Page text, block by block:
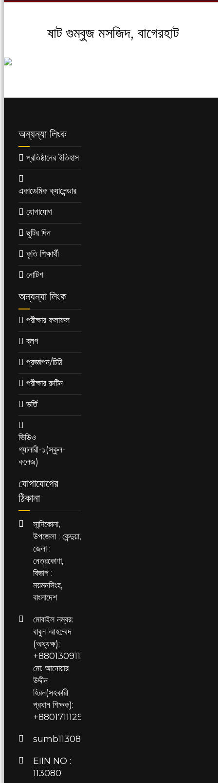
ষাট গুম্বুজ মসজিদ, বাগেরহাট
অন্যন্যা লিংক
প্রতিষ্ঠানের ইতিহাস
একাডেমিক ক্যালেন্ডার
যোগাযোগ
ছুটির দিন
কৃতি শিক্ষার্থী
নোটিশ
অন্যন্যা লিংক
পরীক্ষার ফলাফল
ব্লগ
প্রজ্ঞাপন/চিঠি
পরীক্ষার রুটিন
ভর্তি
ভিডিও
গ্যালারী-১(স্কুল-
কলেজ)
যোগাযোগের
ঠিকানা
সান্দিকোনা,
উপজেলা : কেন্দুয়া,
জেলা :
নেত্রকোণা,
বিভাগ :
ময়মনসিংহ,
বাংলাদেশ
মোবাইল নম্বর:
বাবুল আহম্মেদ
(অধ্যক্ষ):
+8801309113080,
মো: আনোয়ার
উদ্দীন
হিরন(সহকারী
প্রধান শিক্ষক):
+8801711129709
sumb113080@gmail.com
EIIN NO :
113080